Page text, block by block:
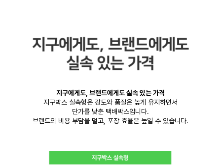
지구에게도, 브랜드에게도 실속 있는 가격
지구박스 실속형은 강도와 품질은 높게 유지하면서
단가를 낮춘 택배박스입니다.
브랜드의 비용 부담을 덜고, 포장 효율은 높일 수 있습니다.